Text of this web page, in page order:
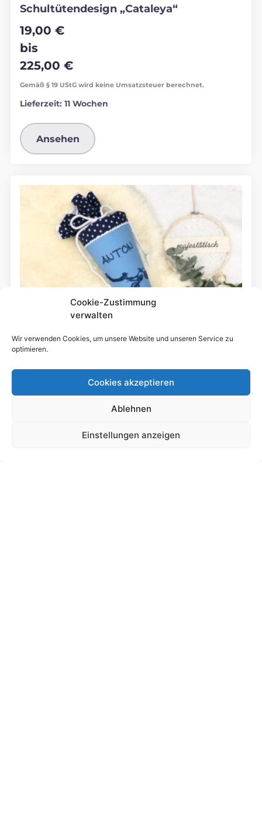
Cookie-Zustimmung
verwalten
Wir verwenden Cookies, um unsere Website und unseren Service zu
optimieren.
Cookies akzeptieren
Ablehnen
Einstellungen anzeigen
Schultütendesign „Cataleya“
19,00 €
bis
225,00 €
Gemäß § 19 UStG wird keine Umsatzsteuer berechnet.
Lieferzeit: 11 Wochen
Ansehen
Schultütendesign „Anton“ Motorrad